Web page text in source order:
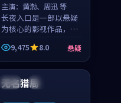
主演： 黄渤、周迅 等
长夜入口是一部以悬疑
为核心的影视作品，围
绕危机、反转与人物成
长展开，整体节奏紧
凑，值得推荐观看。
9,475 8.0 悬疑
中国 杜比
无名猎局